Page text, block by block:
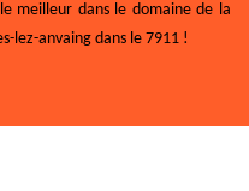
meilleur dans le domaine de la
lez-anvaing dans le 7911 !